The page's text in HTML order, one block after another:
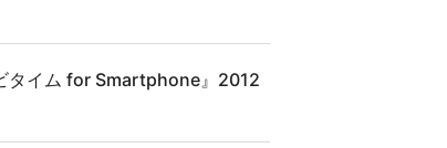
タイム for Smartphone』2012